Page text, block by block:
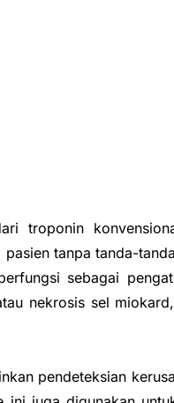
troponin
tanpa tanda-
sebagai
nekrosis sel
pendeteksian